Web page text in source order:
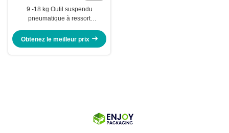
9 -18 kg Outil suspendu
pneumatique à ressort
gris 1000 mm
Obtenez le meilleur prix